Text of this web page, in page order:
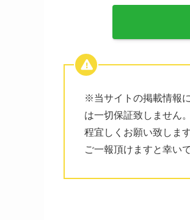
※当サイトの掲載情報
は一切保証致しません
程宜しくお願い致しま
ご一報頂けますと幸いで